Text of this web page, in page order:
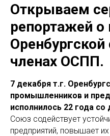
Открываем
репортажей о
Оренбургской
членах ОСПП.
7 декабря т.г.
промышленников и
исполнилось 22 года со
Союз содействует
предприятий, повышает